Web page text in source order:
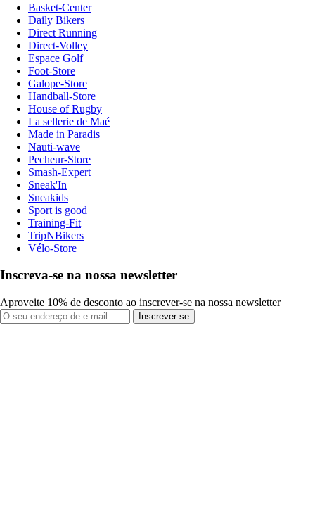
Basket-Center
Daily Bikers
Direct Running
Direct-Volley
Espace Golf
Foot-Store
Galope-Store
Handball-Store
House of Rugby
La sellerie de Maé
Made in Paradis
Nauti-wave
Pecheur-Store
Smash-Expert
Sneak'In
Sneakids
Sport is good
Training-Fit
TripNBikers
Vélo-Store
Inscreva-se na nossa newsletter
Aproveite 10% de desconto ao inscrever-se na nossa newsletter
Inscrever-se